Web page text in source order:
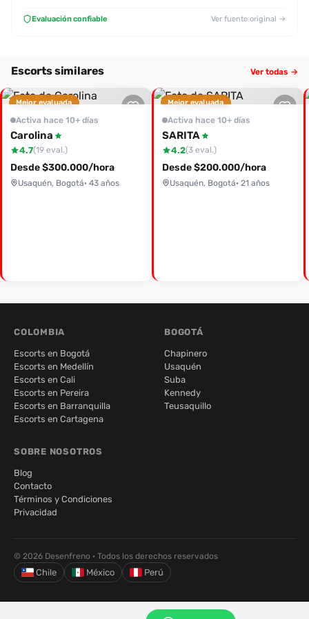
Evaluación confiable Ver fuente original →
Escorts similares Ver todas →
Mejor evaluada
Activa hace 10+ días
Carolina
4.7(19 eval.)
Desde $300.000/hora
Usaquén, Bogotá· 43 años
Mejor evaluada
Activa hace 10+ días
SARITA
4.2(3 eval.)
Desde $200.000/hora
Usaquén, Bogotá· 21 años
COLOMBIA
Escorts en Bogotá
Escorts en Medellín
Escorts en Cali
Escorts en Pereira
Escorts en Barranquilla
Escorts en Cartagena
BOGOTÁ
Chapinero
Usaquén
Suba
Kennedy
Teusaquillo
SOBRE NOSOTROS
Blog
Contacto
Términos y Condiciones
Privacidad
© 2026 Desenfreno · Todos los derechos reservados
Chile México Perú